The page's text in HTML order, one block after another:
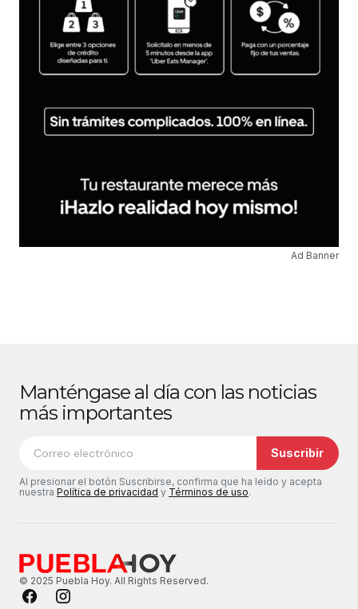
Ad Banner
Manténgase al día con las noticias
más importantes
Suscribir
Al presionar el botón Suscribirse, confirma que ha leído y acepta
nuestra Política de privacidad y Términos de uso.
© 2025 Puebla Hoy. All Rights Reserved.